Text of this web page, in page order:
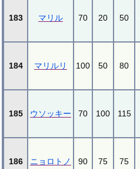
183 マリル 70 20 50
184 マリルリ 100 50 80
185 ウソッキー 70 100 115
186 ニョロトノ 90 75 75